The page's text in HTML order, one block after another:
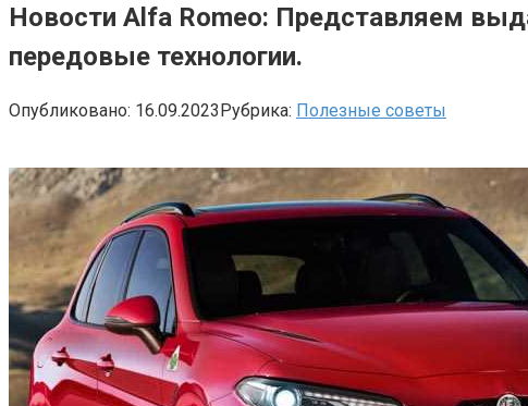
Новости Alfa Romeo: Представляем
передовые технологии.
Опубликовано: 16.09.2023Рубрика: Полезные советы